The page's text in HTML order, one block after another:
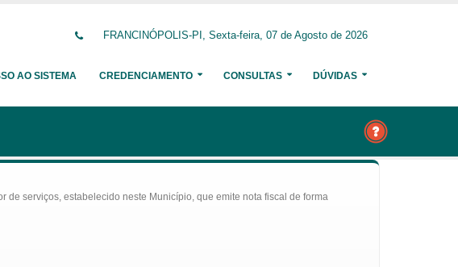
FRANCINÓPOLIS-PI, Sexta-feira, 07 de Agosto de 2026
AO SISTEMA CREDENCIAMENTO CONSULTAS DÚVIDAS
de serviços, estabelecido neste Município, que emite nota fiscal de forma